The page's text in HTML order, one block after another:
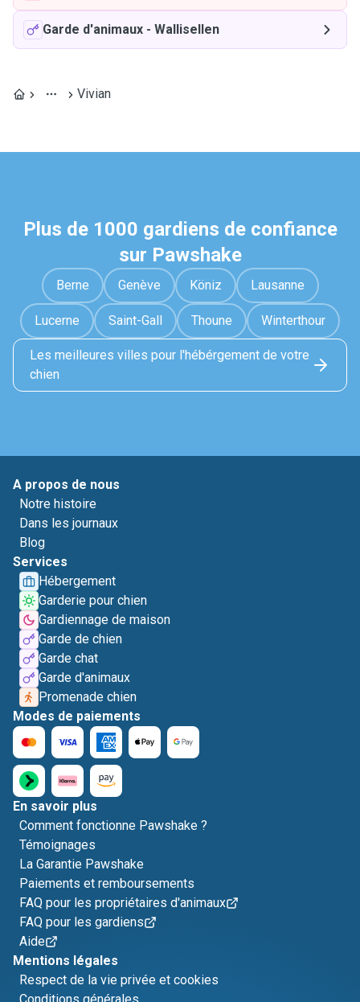
Garde d'animaux - Wallisellen
Vivian
Plus de 1000 gardiens de confiance
sur Pawshake
Berne Genève Köniz Lausanne
Lucerne Saint-Gall Thoune Winterthour
Les meilleures villes pour l'hébérgement de votre
chien
A propos de nous
Notre histoire
Dans les journaux
Blog
Services
Hébergement
Garderie pour chien
Gardiennage de maison
Garde de chien
Garde chat
Garde d'animaux
Promenade chien
Modes de paiements
En savoir plus
Comment fonctionne Pawshake ?
Témoignages
La Garantie Pawshake
Paiements et remboursements
FAQ pour les propriétaires d'animaux
FAQ pour les gardiens
Aide
Mentions légales
Respect de la vie privée et cookies